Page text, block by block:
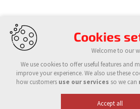
Cookies
Welcome to our
We use cookies to offer useful features and
improve your experience. We also use these
how customers use our services so we can
Accept all